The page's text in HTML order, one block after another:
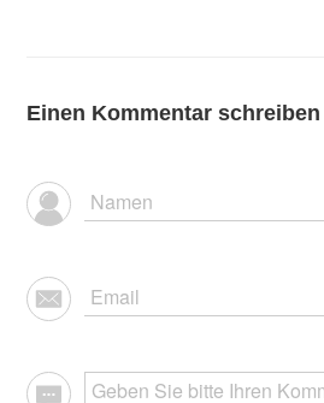
Einen Kommentar schreiben